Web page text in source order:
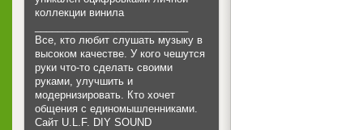
коллекции винила
Все, кто любит слушать музыку в
высоком качестве. У кого чешутся
руки что-то сделать своими
руками, улучшить и
модернизировать. Кто хочет
общения с единомышленниками.
Cайт U.L.F. DIY SOUND